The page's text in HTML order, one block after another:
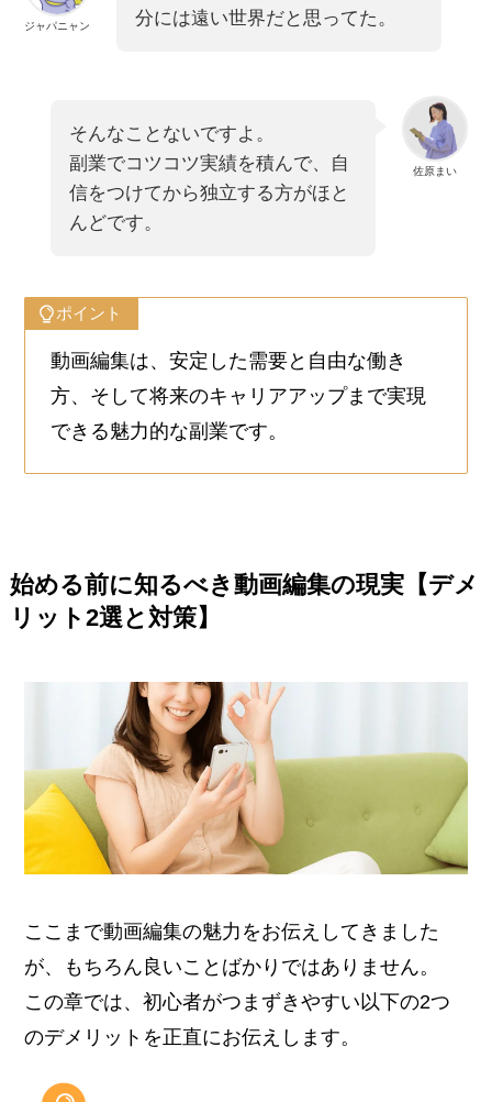
ジャパニャン
分には遠い世界だと思ってた。
佐原まい
そんなことないですよ。
副業でコツコツ実績を積んで、自
信をつけてから独立する方がほと
んどです。
ポイント
動画編集は、安定した需要と自由な働き
方、そして将来のキャリアアップまで実現
できる魅力的な副業です。
始める前に知るべき動画編集の現実【デメ
リット2選と対策】
ここまで動画編集の魅力をお伝えしてきました
が、もちろん良いことばかりではありません。
この章では、初心者がつまずきやすい以下の2つ
のデメリットを正直にお伝えします。